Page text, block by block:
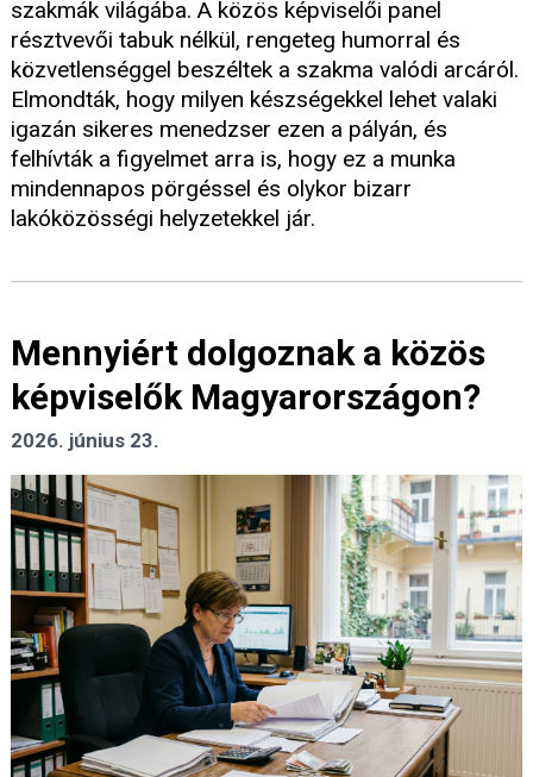
szakmák világába. A közös képviselői panel
résztvevői tabuk nélkül, rengeteg humorral és
közvetlenséggel beszéltek a szakma valódi arcáról.
Elmondták, hogy milyen készségekkel lehet valaki
igazán sikeres menedzser ezen a pályán, és
felhívták a figyelmet arra is, hogy ez a munka
mindennapos pörgéssel és olykor bizarr
lakóközösségi helyzetekkel jár.
Mennyiért dolgoznak a közös
képviselők Magyarországon?
2026. június 23.